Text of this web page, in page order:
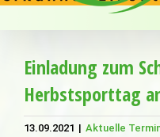
Einladung zum
Herbstsporttag
13.09.2021 | Aktuelle